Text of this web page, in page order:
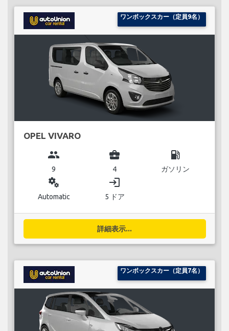
ワンボックスカー（定員9名）
OPEL VIVARO
group
9
business_center
4
local_gas_station
ガソリン
miscellaneous_services
Automatic
login
5 ドア
詳細表示...
ワンボックスカー（定員7名）